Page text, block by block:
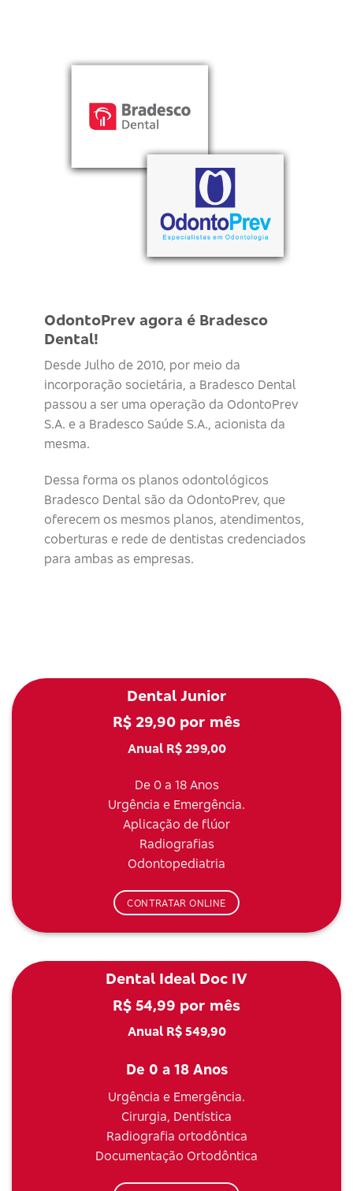
OdontoPrev agora é Bradesco
Dental!
Desde Julho de 2010, por meio da
incorporação societária, a Bradesco Dental
passou a ser uma operação da OdontoPrev
S.A. e a Bradesco Saúde S.A., acionista da
mesma.
Dessa forma os planos odontológicos
Bradesco Dental são da OdontoPrev, que
oferecem os mesmos planos, atendimentos,
coberturas e rede de dentistas credenciados
para ambas as empresas.
Dental Junior
R$ 29,90 por mês
Anual R$ 299,00
De 0 a 18 Anos
Urgência e Emergência.
Aplicação de flúor
Radiografias
Odontopediatria
CONTRATAR ONLINE
Dental Ideal Doc IV
R$ 54,99 por mês
Anual R$ 549,90
De 0 a 18 Anos
Urgência e Emergência.
Cirurgia, Dentística
Radiografia ortodôntica
Documentação Ortodôntica